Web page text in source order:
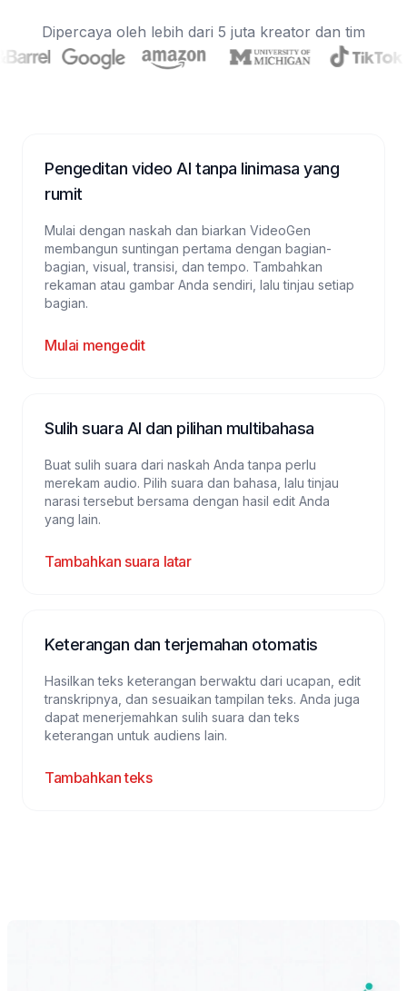
Dipercaya oleh lebih dari 5 juta kreator dan tim
Pengeditan video AI tanpa linimasa yang
rumit
Mulai dengan naskah dan biarkan VideoGen
membangun suntingan pertama dengan bagian-
bagian, visual, transisi, dan tempo. Tambahkan
rekaman atau gambar Anda sendiri, lalu tinjau setiap
bagian.
Mulai mengedit
Sulih suara AI dan pilihan multibahasa
Buat sulih suara dari naskah Anda tanpa perlu
merekam audio. Pilih suara dan bahasa, lalu tinjau
narasi tersebut bersama dengan hasil edit Anda
yang lain.
Tambahkan suara latar
Keterangan dan terjemahan otomatis
Hasilkan teks keterangan berwaktu dari ucapan, edit
transkripnya, dan sesuaikan tampilan teks. Anda juga
dapat menerjemahkan sulih suara dan teks
keterangan untuk audiens lain.
Tambahkan teks